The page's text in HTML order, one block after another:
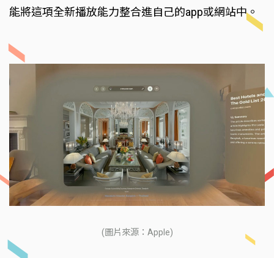
能將這項全新播放能力整合進自己的app或網站中。
(圖片來源：Apple)